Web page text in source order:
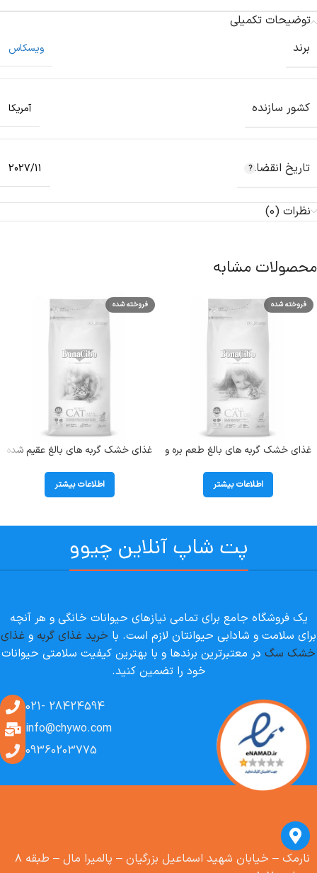
توضیحات تکمیلی
برند
ویسکاس
کشور سازنده آمریکا
تاریخ انقضاء 2027/11
نظرات (0)
محصولات مشابه
فروخته شده
غذای خشک گربه های بالغ طعم بره و
اطلاعات بیشتر
فروخته شده
غذای خشک گربه های بالغ عقیم شده
اطلاعات بیشتر
پت شاپ آنلاین چیوو
یک فروشگاه جامع برای تمامی نیازهای حیوانات خانگی و هر آنچه
برای سلامت و شادابی حیوانتان لازم است. با خرید غذای گربه و غذای
خشک سگ در معتبرترین برندها و با بهترین کیفیت سلامتی حیوانات
خود را تضمین کنید.
28424594 -021
info@chywo.com
09360203775
نارمک – خیابان شهید اسماعیل بزرگیان – پالمیرا مال – طبقه ۸